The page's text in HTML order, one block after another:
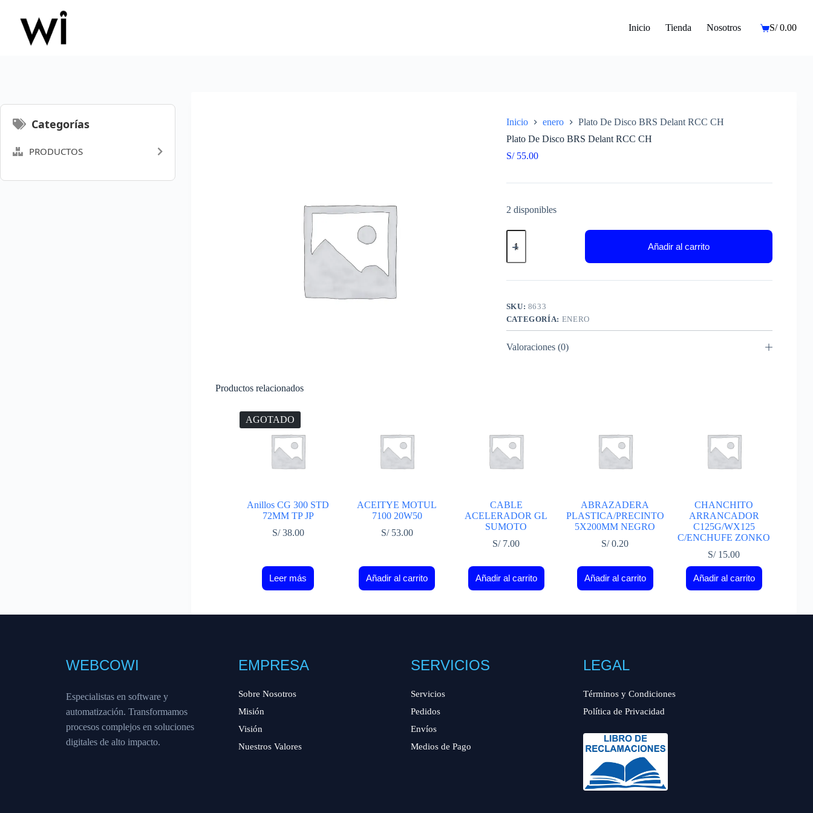
contenido
Inicio Tienda Nosotros
Carro
S/0.00
Inicio enero
Plato De Disco BRS Delant RCC CH
Plato De Disco BRS Delant RCC CH
S/55.00
2 disponibles
Plato
De
BRS
cantidad
Añadir al carrito
SKU: 8633
CATEGORÍA: ENERO
Valoraciones (0)
Productos relacionados
AGOTADO
Anillos CG 300 STD
72MM TP JP
S/38.00
Leer más
ACEITYE MOTUL
7100 20W50
S/53.00
Añadir al carrito
CABLE
ACELERADOR GL
SUMOTO
S/7.00
Añadir al carrito
ABRAZADERA
PLASTICA/PRECINTO
5X200MM NEGRO
S/0.20
Añadir al carrito
CHANCHITO
ARRANCADOR
C125G/WX125
C/ENCHUFE ZONKO
S/15.00
Añadir al carrito
Categorías
PRODUCTOS
WEBCOWI
Especialistas en software y
automatización. Transformamos
procesos complejos en soluciones
digitales de alto impacto.
EMPRESA
Sobre Nosotros
Misión
Visión
Nuestros Valores
SERVICIOS
Servicios
Pedidos
Envíos
Medios de Pago
LEGAL
Términos y Condiciones
Política de Privacidad